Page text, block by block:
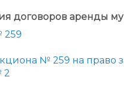
договоров аренды
259
№ 259 на право
2